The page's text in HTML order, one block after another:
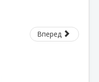
Вперед